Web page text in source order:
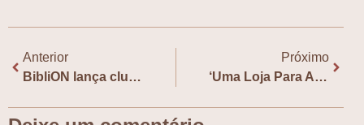
Anterior
BibliON lança clube de leitura com Centro Cultural Coreano no Brasil
Próximo
‘Uma Loja Para Assassinos’: Segunda temporada libera nova prévia